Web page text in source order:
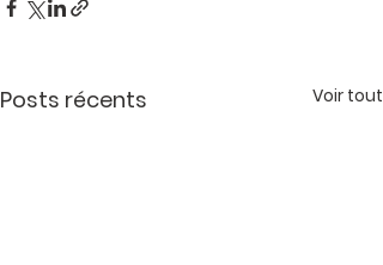
Posts récents Voir tout